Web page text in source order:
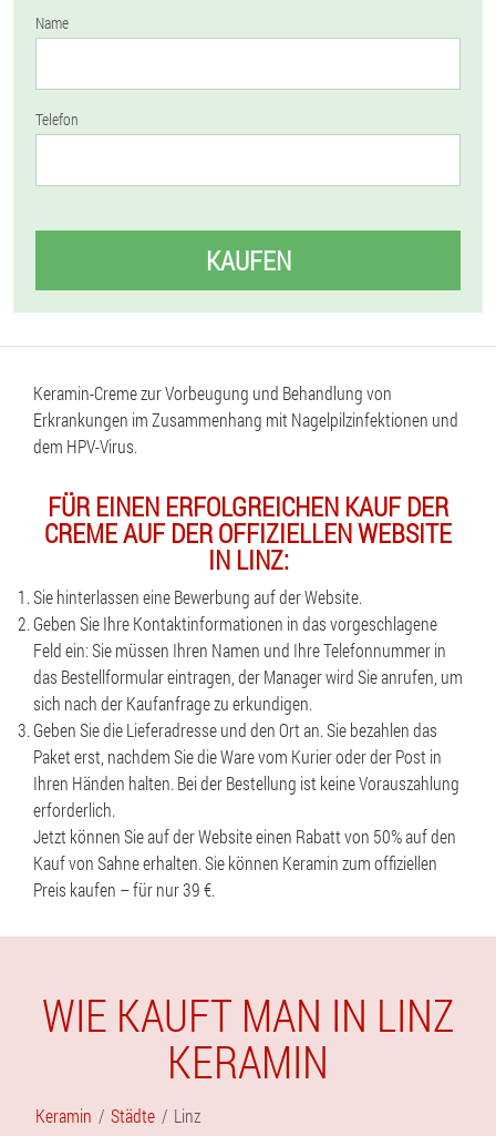
Name
Telefon
KAUFEN
Keramin-Creme zur Vorbeugung und Behandlung von
Erkrankungen im Zusammenhang mit Nagelpilzinfektionen und
dem HPV-Virus.
FÜR EINEN ERFOLGREICHEN KAUF DER
CREME AUF DER OFFIZIELLEN WEBSITE
IN LINZ:
Sie hinterlassen eine Bewerbung auf der Website.
Geben Sie Ihre Kontaktinformationen in das vorgeschlagene
Feld ein: Sie müssen Ihren Namen und Ihre Telefonnummer in
das Bestellformular eintragen, der Manager wird Sie anrufen, um
sich nach der Kaufanfrage zu erkundigen.
Geben Sie die Lieferadresse und den Ort an. Sie bezahlen das
Paket erst, nachdem Sie die Ware vom Kurier oder der Post in
Ihren Händen halten. Bei der Bestellung ist keine Vorauszahlung
erforderlich.
Jetzt können Sie auf der Website einen Rabatt von 50% auf den
Kauf von Sahne erhalten. Sie können Keramin zum offiziellen
Preis kaufen – für nur 39 €.
WIE KAUFT MAN IN LINZ
KERAMIN
Keramin Städte Linz